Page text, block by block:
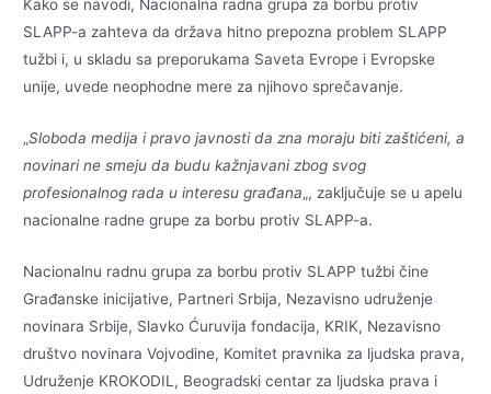
Kako se navodi, Nacionalna radna grupa za borbu protiv
SLAPP-a zahteva da država hitno prepozna problem SLAPP
tužbi i, u skladu sa preporukama Saveta Evrope i Evropske
unije, uvede neophodne mere za njihovo sprečavanje.
„Sloboda medija i pravo javnosti da zna moraju biti zaštićeni, a
novinari ne smeju da budu kažnjavani zbog svog
profesionalnog rada u interesu građana„, zaključuje se u apelu
nacionalne radne grupe za borbu protiv SLAPP-a.
Nacionalnu radnu grupa za borbu protiv SLAPP tužbi čine
Građanske inicijative, Partneri Srbija, Nezavisno udruženje
novinara Srbije, Slavko Ćuruvija fondacija, KRIK, Nezavisno
društvo novinara Vojvodine, Komitet pravnika za ljudska prava,
Udruženje KROKODIL, Beogradski centar za ljudska prava i